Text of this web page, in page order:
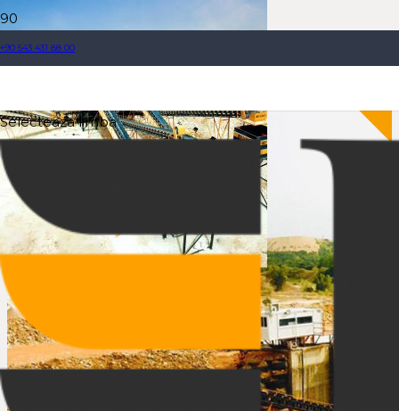
+90 543 431 88 00
Selecteaza limba